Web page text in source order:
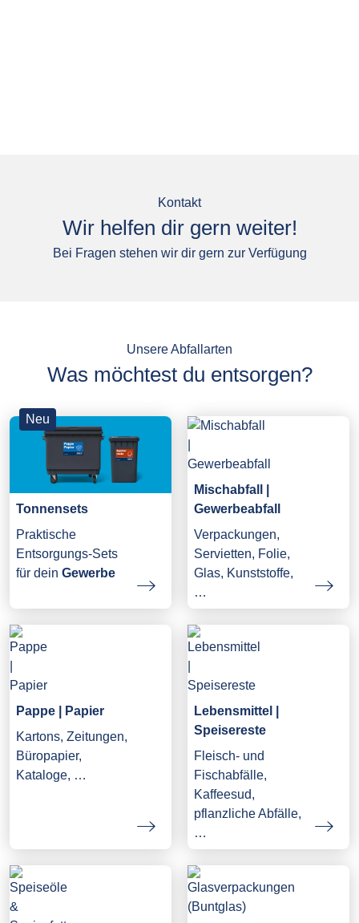
Kontakt
Wir helfen dir gern weiter!
Bei Fragen stehen wir dir gern zur Verfügung
Unsere Abfallarten
Was möchtest du entsorgen?
Neu
Tonnensets
Praktische
Entsorgungs-Sets
für dein Gewerbe
Mischabfall |
Gewerbeabfall
Verpackungen,
Servietten, Folie,
Glas, Kunststoffe,
…
Pappe | Papier
Kartons, Zeitungen,
Büropapier,
Kataloge, …
Lebensmittel |
Speisereste
Fleisch- und
Fischabfälle,
Kaffeesud,
pflanzliche Abfälle,
…